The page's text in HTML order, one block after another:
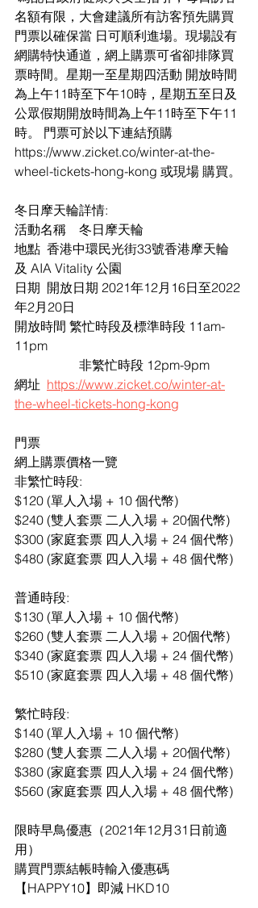
名額有限，大會建議所有訪客預先購買
門票以確保當 日可順利進場。現場設有
網購特快通道，網上購票可省卻排隊買
票時間。星期一至星期四活動 開放時間
為上午11時至下午10時，星期五至日及
公眾假期開放時間為上午11時至下午11
時。 門票可於以下連結預購
https://www.zicket.co/winter-at-the-
wheel-tickets-hong-kong 或現場 購買。
冬日摩天輪詳情:
活動名稱 	冬日摩天輪
地點 	香港中環民光街33號香港摩天輪
及 AIA Vitality 公園
日期 	開放日期 2021年12月16日至2022
年2月20日
開放時間 繁忙時段及標準時段 11am-
11pm
		非繁忙時段 12pm-9pm
https://www.zicket.co/winter-at-
the-wheel-tickets-hong-kong
門票
網上購票價格一覽
非繁忙時段:
$120 (單人入場 + 10 個代幣)
$240 (雙人套票 二人入場 + 20個代幣)
$300 (家庭套票 四人入場 + 24 個代幣)
$480 (家庭套票 四人入場 + 48 個代幣)
普通時段:
$130 (單人入場 + 10 個代幣)
$260 (雙人套票 二人入場 + 20個代幣)
$340 (家庭套票 四人入場 + 24 個代幣)
$510 (家庭套票 四人入場 + 48 個代幣)
繁忙時段:
$140 (單人入場 + 10 個代幣)
$280 (雙人套票 二人入場 + 20個代幣)
$380 (家庭套票 四人入場 + 24 個代幣)
$560 (家庭套票 四人入場 + 48 個代幣)
限時早鳥優惠（2021年12月31日前適
用）
購買門票結帳時輸入優惠碼
【HAPPY10】即減 HKD10